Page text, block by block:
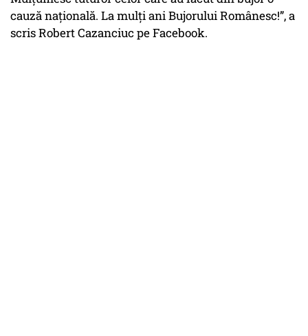
cauză națională. La mulți ani Bujorului Românesc!”, a
scris Robert Cazanciuc pe Facebook.